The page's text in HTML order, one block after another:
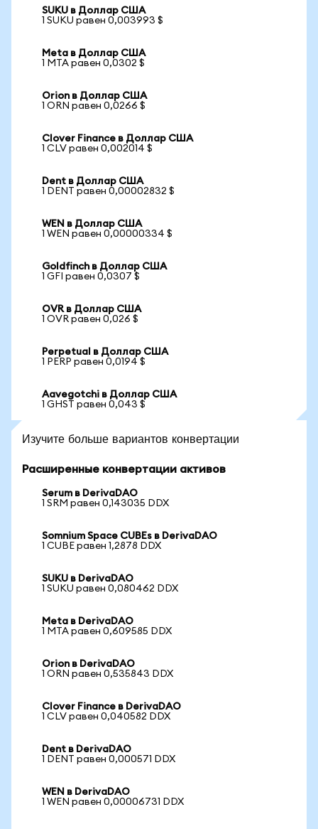
SUKU в Доллар США
1 SUKU равен 0,003993 $
Meta в Доллар США
1 MTA равен 0,0302 $
Orion в Доллар США
1 ORN равен 0,0266 $
Clover Finance в Доллар США
1 CLV равен 0,002014 $
Dent в Доллар США
1 DENT равен 0,00002832 $
WEN в Доллар США
1 WEN равен 0,00000334 $
Goldfinch в Доллар США
1 GFI равен 0,0307 $
OVR в Доллар США
1 OVR равен 0,026 $
Perpetual в Доллар США
1 PERP равен 0,0194 $
Aavegotchi в Доллар США
1 GHST равен 0,043 $
Изучите больше вариантов конвертации
Расширенные конвертации активов
Serum в DerivaDAO
1 SRM равен 0,143035 DDX
Somnium Space CUBEs в DerivaDAO
1 CUBE равен 1,2878 DDX
SUKU в DerivaDAO
1 SUKU равен 0,080462 DDX
Meta в DerivaDAO
1 MTA равен 0,609585 DDX
Orion в DerivaDAO
1 ORN равен 0,535843 DDX
Clover Finance в DerivaDAO
1 CLV равен 0,040582 DDX
Dent в DerivaDAO
1 DENT равен 0,000571 DDX
WEN в DerivaDAO
1 WEN равен 0,00006731 DDX